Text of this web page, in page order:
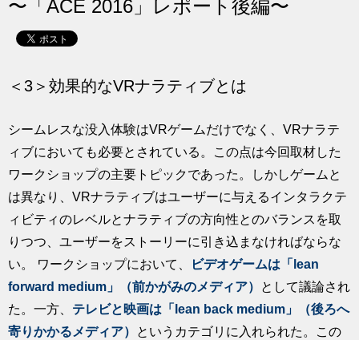
クリエイターズID
求人
〜「ACE 2016」レポート後編〜
＜3＞効果的なVRナラティブとは
シームレスな没入体験はVRゲームだけでなく、VRナラテ
ィブにおいても必要とされている。この点は今回取材した
ワークショップの主要トピックであった。しかしゲームと
は異なり、VRナラティブはユーザーに与えるインタラクテ
ィビティのレベルとナラティブの方向性とのバランスを取
りつつ、ユーザーをストーリーに引き込まなければならな
い。 ワークショップにおいて、
ビデオゲームは「lean
forward medium」（前かがみのメディア）
として議論され
た。一方、 テレビと映画は「lean back medium」（後ろへ
寄りかかるメディア）
というカテゴリに入れられた。この